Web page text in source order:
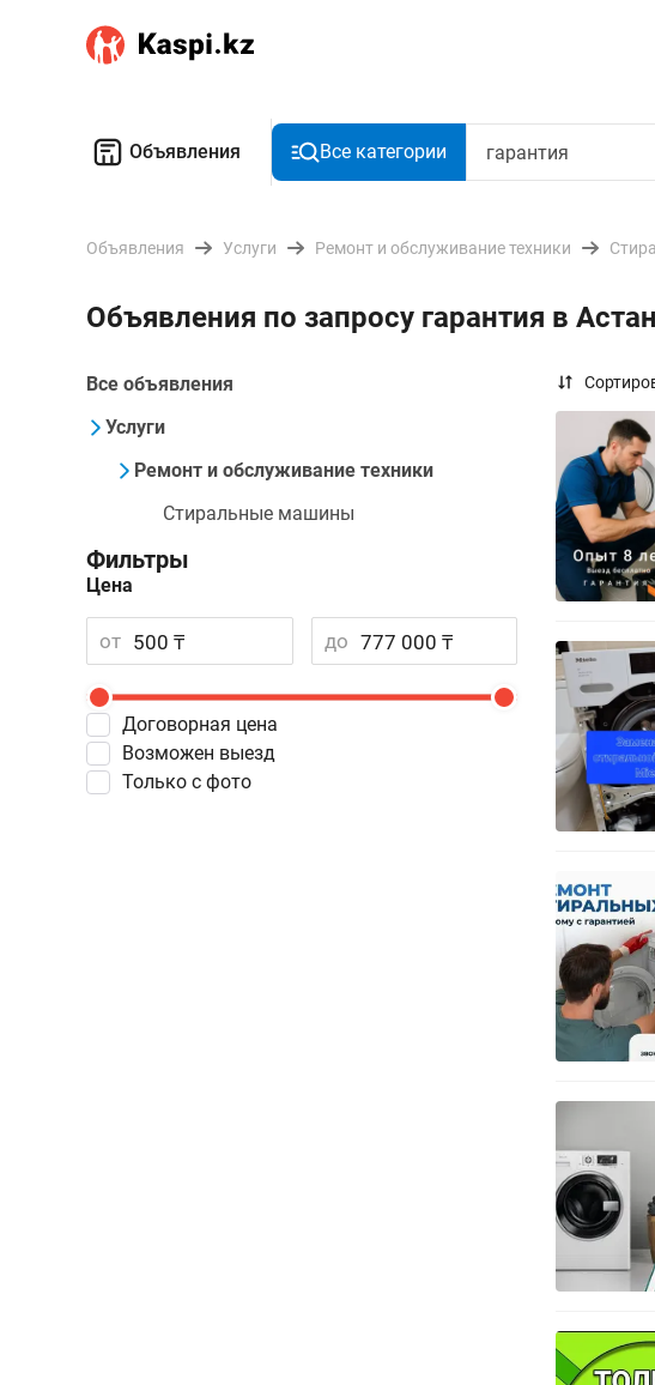
Объявления Все категории
Объявления Услуги Ремонт и обслуживание техники
Объявления по запросу гарантия в
Все объявления
Услуги
Ремонт и обслуживание техники
Стиральные машины
Фильтры
Цена
от до
Договорная цена
Возможен выезд
Только с фото